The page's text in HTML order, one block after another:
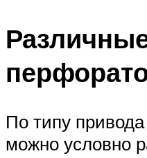
По типу
можно условно